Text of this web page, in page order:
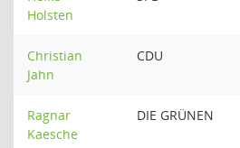
Holsten
Christian
Jahn
CDU
Ragnar
Kaesche
DIE GRÜNEN